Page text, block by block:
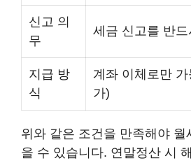
신고 의
무
세금 신고를 반
지급 방
식
계좌 이체로만
가)
위와 같은 조건을 만족해야 월
을 수 있습니다. 연말정산 시